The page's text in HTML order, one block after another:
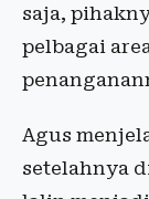
saja,
pelbagai
Agus
setelahnya